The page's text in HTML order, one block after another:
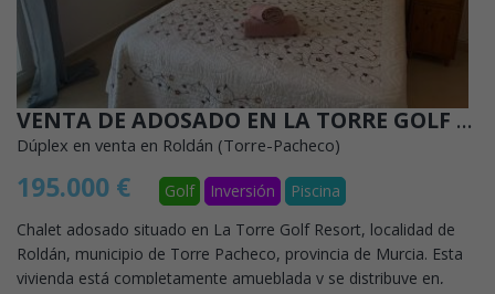
VENTA DE ADOSADO EN LA TORRE GOLF RESORT
Dúplex en venta en Roldán (Torre-Pacheco)
195.000 € Golf Inversión
Piscina
Chalet adosado situado en La Torre Golf Resort, localidad de
Roldán, municipio de Torre Pacheco, provincia de Murcia. Esta
vivienda está completamente amueblada y se distribuye en,